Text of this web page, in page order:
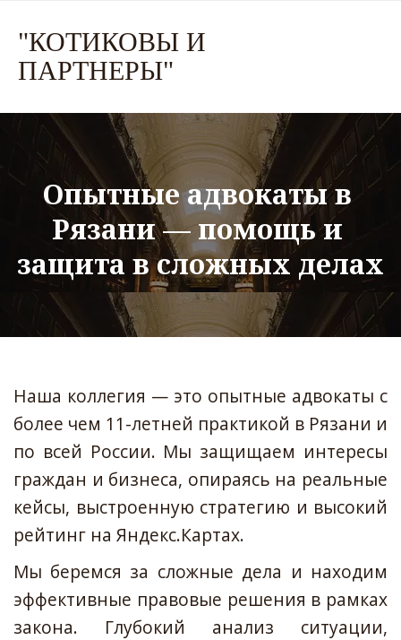
"КОТИКОВЫ И
ПАРТНЕРЫ"
Опытные адвокаты в
Рязани — помощь и
защита в сложных делах
Наша коллегия — это опытные адвокаты с
более чем 11-летней практикой в Рязани и
по всей России. Мы защищаем интересы
граждан и бизнеса, опираясь на реальные
кейсы, выстроенную стратегию и высокий
рейтинг на Яндекс.Картах.
Мы беремся за сложные дела и находим
эффективные правовые решения в рамках
закона. Глубокий анализ ситуации,